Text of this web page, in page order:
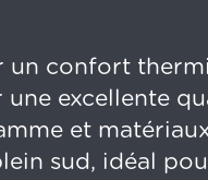
un confort
excellente
et
sud, idéal